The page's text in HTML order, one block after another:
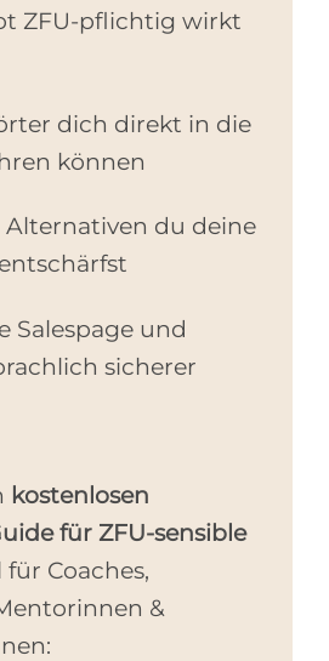
ZFU-pflichtig wirkt
dich direkt in die
können
du deine
Salespage und
sicherer
kostenlosen
für ZFU-sensible
Coaches,
&